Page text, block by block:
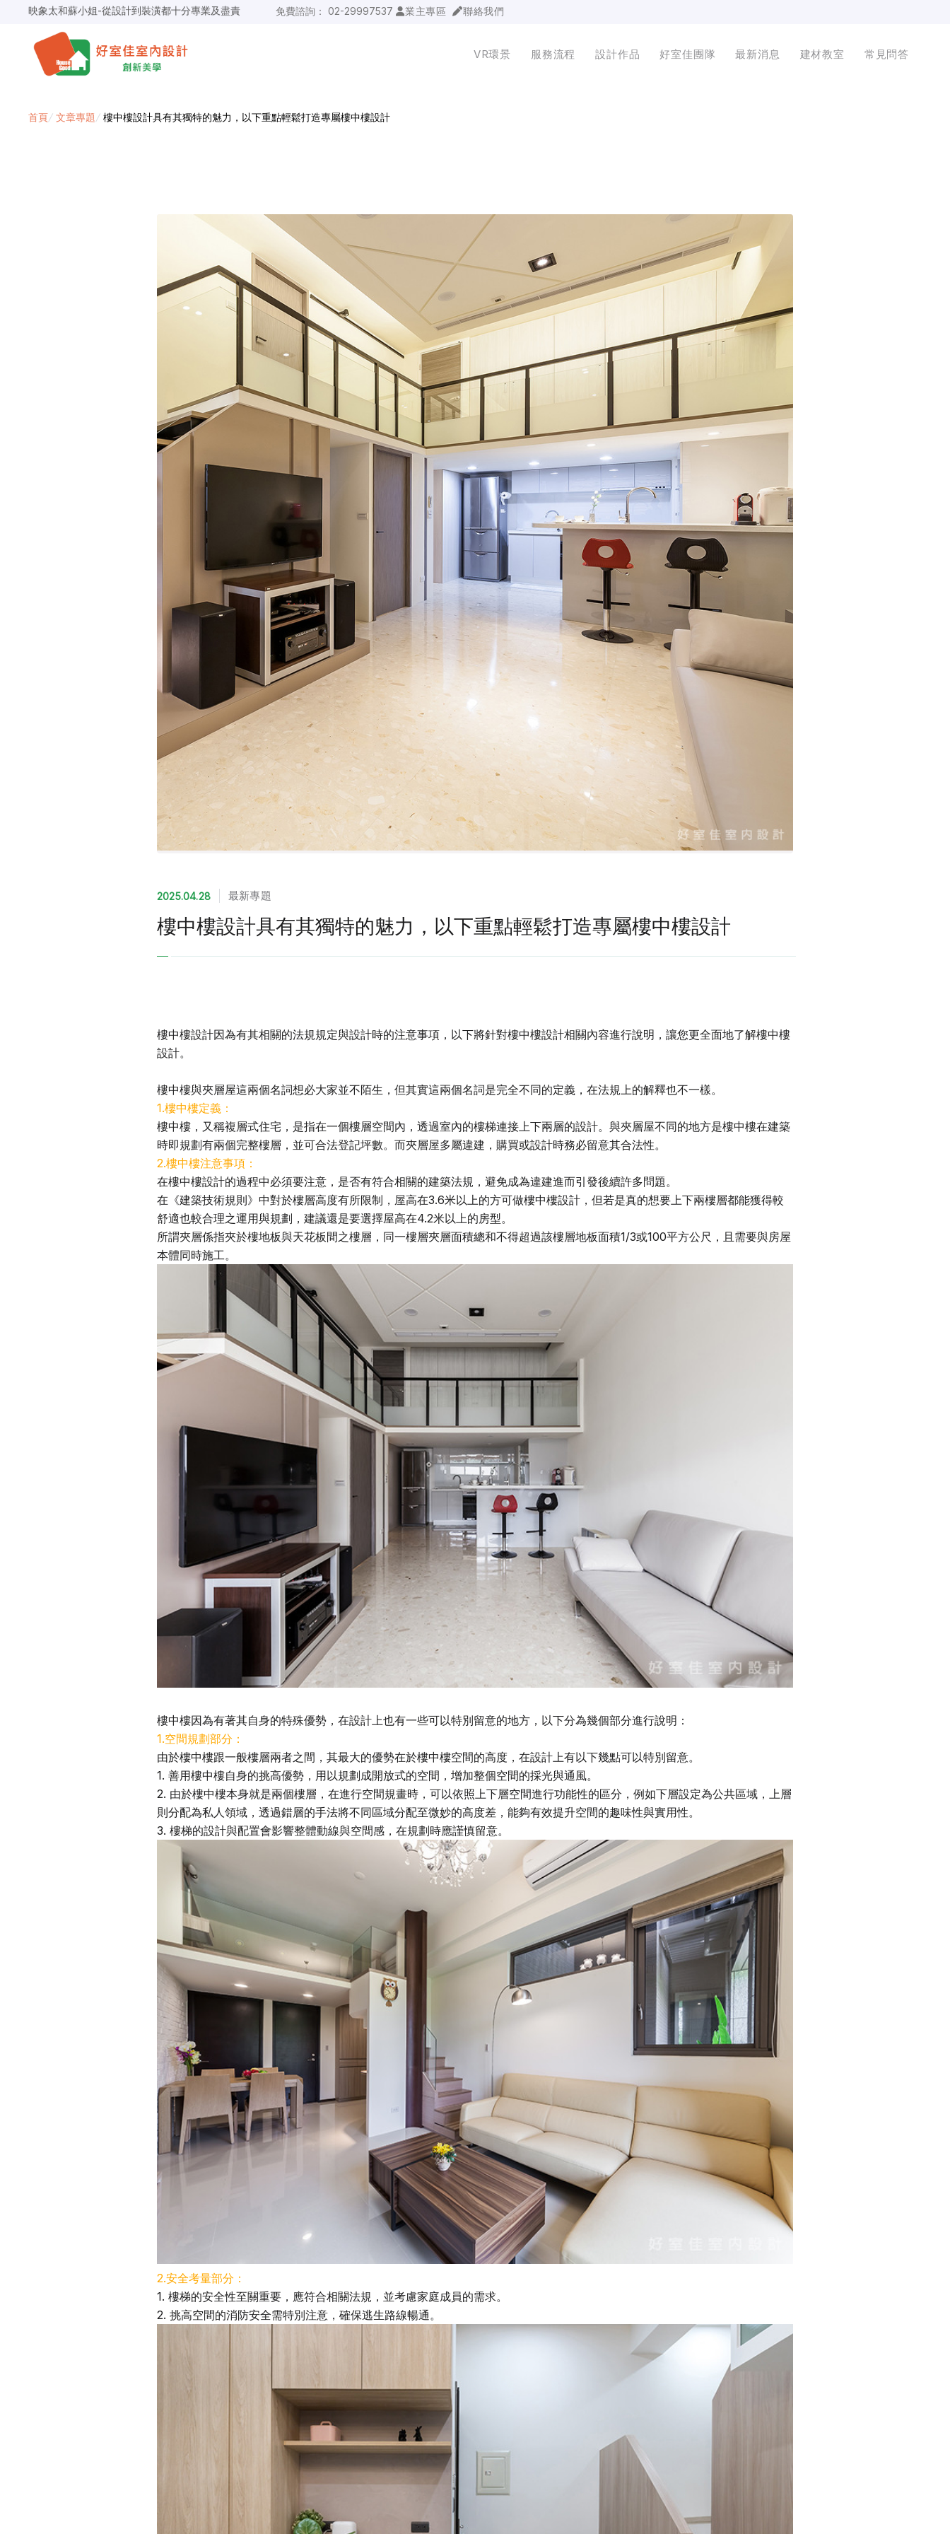
景安捷作陳小姐-專業團隊，設計到完工都有達到所求
說明仔細流程順暢，注意施工上細節，施工團隊專業細心
毛胚屋裝修推薦，設計師與工務完美配合，效果非常滿意
【裝修貸款】最高200萬，50萬以下最快2小時核貸
免費諮詢： 02-29997537 業主專區 聯絡我們
VR環景 服務流程 設計作品 好室佳團隊 最新消息 建材教室 常見問答
首頁/ 文章專題 / 樓中樓設計具有其獨特的魅力，以下重點輕鬆打造專屬樓中樓設計
2025.04.28 最新專題
樓中樓設計具有其獨特的魅力，以下重點輕鬆打造專屬樓中樓設計
樓中樓設計因為有其相關的法規規定與設計時的注意事項，以下將針對樓中樓設計相關內容進行說明，讓您更全面地了解樓中樓
設計。
樓中樓與夾層屋這兩個名詞想必大家並不陌生，但其實這兩個名詞是完全不同的定義，在法規上的解釋也不一樣。
1.樓中樓定義：
樓中樓，又稱複層式住宅，是指在一個樓層空間內，透過室內的樓梯連接上下兩層的設計。與夾層屋不同的地方是樓中樓在建築
時即規劃有兩個完整樓層，並可合法登記坪數。而夾層屋多屬違建，購買或設計時務必留意其合法性。
2.樓中樓注意事項：
在樓中樓設計的過程中必須要注意，是否有符合相關的建築法規，避免成為違建進而引發後續許多問題。
在《建築技術規則》中對於樓層高度有所限制，屋高在3.6米以上的方可做樓中樓設計，但若是真的想要上下兩樓層都能獲得較
舒適也較合理之運用與規劃，建議還是要選擇屋高在4.2米以上的房型。
所謂夾層係指夾於樓地板與天花板間之樓層，同一樓層夾層面積總和不得超過該樓層地板面積1/3或100平方公尺，且需要與房屋
本體同時施工。
樓中樓因為有著其自身的特殊優勢，在設計上也有一些可以特別留意的地方，以下分為幾個部分進行說明：
1.空間規劃部分：
由於樓中樓跟一般樓層兩者之間，其最大的優勢在於樓中樓空間的高度，在設計上有以下幾點可以特別留意。
1. 善用樓中樓自身的挑高優勢，用以規劃成開放式的空間，增加整個空間的採光與通風。
2. 由於樓中樓本身就是兩個樓層，在進行空間規畫時，可以依照上下層空間進行功能性的區分，例如下層設定為公共區域，上層
則分配為私人領域，透過錯層的手法將不同區域分配至微妙的高度差，能夠有效提升空間的趣味性與實用性。
3. 樓梯的設計與配置會影響整體動線與空間感，在規劃時應謹慎留意。
2.安全考量部分：
1. 樓梯的安全性至關重要，應符合相關法規，並考慮家庭成員的需求。
2. 挑高空間的消防安全需特別注意，確保逃生路線暢通。